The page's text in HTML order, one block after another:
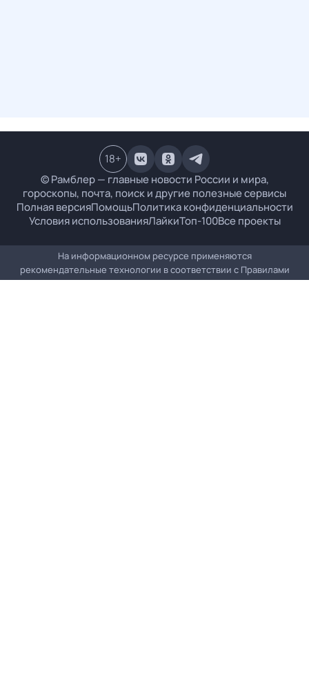
© Рамблер — главные новости России и мира,
гороскопы, почта, поиск и другие полезные сервисы
Полная версияПомощьПолитика конфиденциальности
Условия использованияЛайкиТоп-100Все проекты
18+
На информационном ресурсе применяются
рекомендательные технологии в соответствии с Правилами